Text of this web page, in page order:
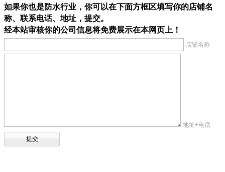
如果你也是防水行业，你可以在下面方框区填写你的店铺名
称、联系电话、地址，提交。
经本站审核你的公司信息将免费展示在本网页上！
店铺名称
地址+电话